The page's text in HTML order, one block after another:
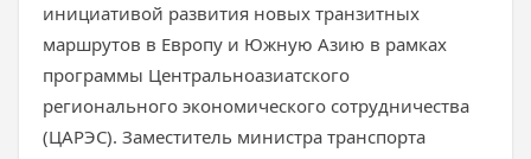
инициативой развития новых транзитных
маршрутов в Европу и Южную Азию в рамках
программы Центральноазиатского
регионального экономического сотрудничества
(ЦАРЭС). Заместитель министра транспорта